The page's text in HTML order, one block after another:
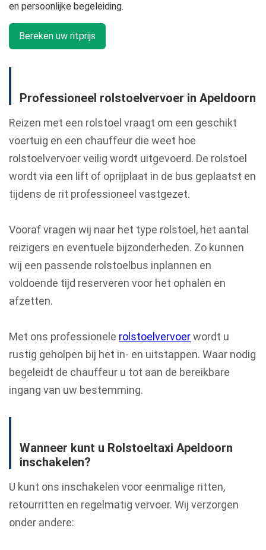
en persoonlijke begeleiding.
Bereken uw ritprijs
Professioneel rolstoelvervoer in Apeldoorn
Reizen met een rolstoel vraagt om een geschikt
voertuig en een chauffeur die weet hoe
rolstoelvervoer veilig wordt uitgevoerd. De rolstoel
wordt via een lift of oprijplaat in de bus geplaatst en
tijdens de rit professioneel vastgezet.
Vooraf vragen wij naar het type rolstoel, het aantal
reizigers en eventuele bijzonderheden. Zo kunnen
wij een passende rolstoelbus inplannen en
voldoende tijd reserveren voor het ophalen en
afzetten.
Met ons professionele rolstoelvervoerwordt u
rustig geholpen bij het in- en uitstappen. Waar nodig
begeleidt de chauffeur u tot aan de bereikbare
ingang van uw bestemming.
Wanneer kunt u Rolstoeltaxi Apeldoorn
inschakelen?
U kunt ons inschakelen voor eenmalige ritten,
retourritten en regelmatig vervoer. Wij verzorgen
onder andere: